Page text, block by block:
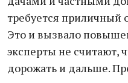
требуется приличный
Это и вызвало
эксперты не считают,
дорожать и дальше.